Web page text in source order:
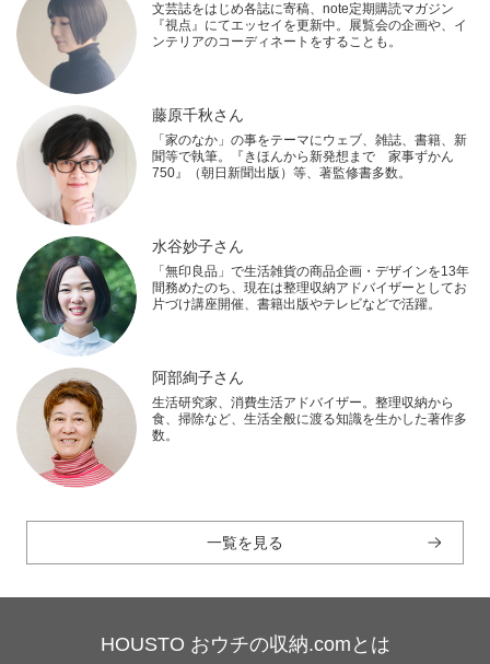
文芸誌をはじめ各誌に寄稿、note定期購読マガジン
『視点』にてエッセイを更新中。展覧会の企画や、イ
ンテリアのコーディネートをすることも。
藤原千秋さん
「家のなか」の事をテーマにウェブ、雑誌、書籍、新
聞等で執筆。『きほんから新発想まで 家事ずかん
750』（朝日新聞出版）等、著監修書多数。
水谷妙子さん
「無印良品」で生活雑貨の商品企画・デザインを13年
間務めたのち、現在は整理収納アドバイザーとしてお
片づけ講座開催、書籍出版やテレビなどで活躍。
阿部絢子さん
生活研究家、消費生活アドバイザー。整理収納から
食、掃除など、生活全般に渡る知識を生かした著作多
数。
一覧を見る
HOUSTO おウチの収納.comとは